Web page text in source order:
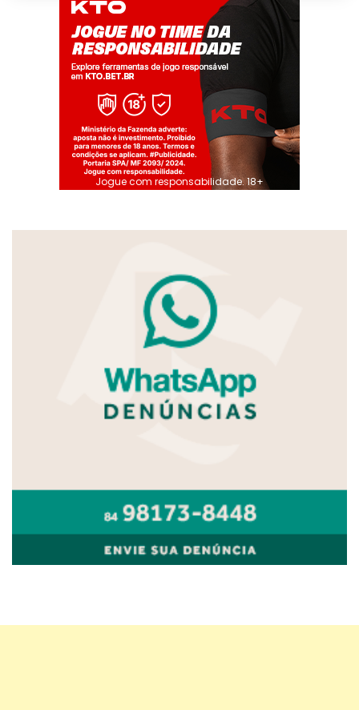
Jogue com responsabilidade. 18+